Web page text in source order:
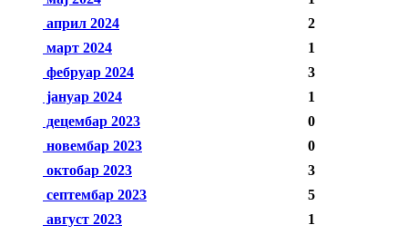
април 2024
2
март 2024
1
фебруар 2024
3
јануар 2024
1
децембар 2023
0
новембар 2023
0
октобар 2023
3
септембар 2023
5
август 2023
1